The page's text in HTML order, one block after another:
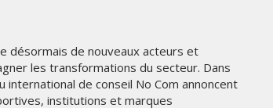
désormais de nouveaux acteurs et
les transformations du secteur. Dans
international de conseil No Com annoncent
institutions et marques
LA-Z-BOY MISE SUR LE DESIGN
PERSONNALISÉ POUR SÉDUIRE
LES FANS DE FOOTBALL
AMÉRICAIN